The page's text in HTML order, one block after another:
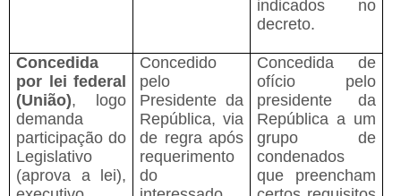
indicados no
decreto.
Concedida
por lei federal
(União), logo
demanda
participação do
Legislativo
(aprova a lei),
Concedido
pelo
Presidente da
República, via
de regra após
requerimento
do
Concedida de
ofício pelo
presidente da
República a um
grupo de
condenados
que preencham